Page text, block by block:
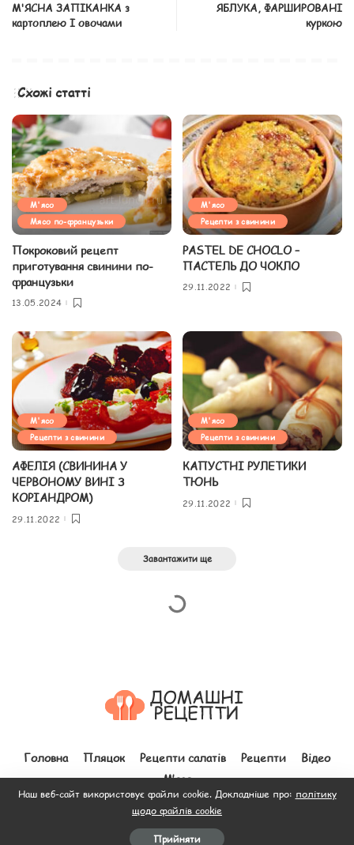
М'ЯСНА ЗАПІКАНКА з
картоплею І овочами
ЯБЛУКА, ФАРШИРОВАНІ
куркою
Схожі статті
М'ясо
Мясо по-французьки
Покроковий рецепт
приготування свинини по-
французьки
13.05.2024
М'ясо
Рецепти з свинини
PASTEL DE CHOCLO –
ПАСТЕЛЬ ДО ЧОКЛО
29.11.2022
М'ясо
Рецепти з свинини
АФЕЛІЯ (СВИНИНА У
ЧЕРВОНОМУ ВИНІ З
КОРІАНДРОМ)
29.11.2022
М'ясо
Рецепти з свинини
КАПУСТНІ РУЛЕТИКИ
ТЮНЬ
29.11.2022
Завантажити ще
Головна Пляцок Рецепти салатів Рецепти
Відео
М’ясо
© 2012–2026 Всі права захищено. Зроблено з
Наш веб-сайт використовує файли cookie. Докладніше про: політику
щодо файлів cookie
Прийняти